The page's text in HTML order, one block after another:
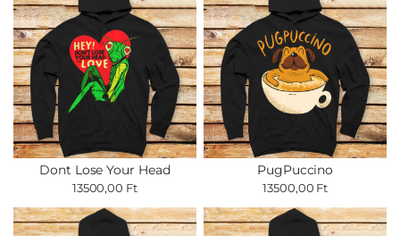
Dont Lose Your Head
13500,00 Ft
PugPuccino
13500,00 Ft